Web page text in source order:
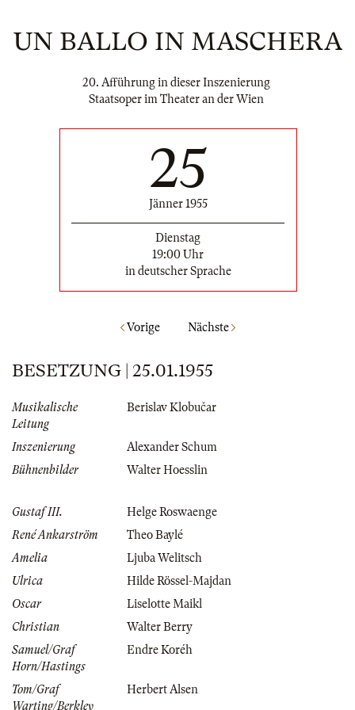
UN BALLO IN MASCHERA
20. Afführung in dieser Inszenierung
Staatsoper im Theater an der Wien
25
Jänner 1955
Dienstag
19:00 Uhr
in deutscher Sprache
Vorige Nächste
BESETZUNG | 25.01.1955
Musikalische
Leitung
Berislav Klobučar
Inszenierung
Alexander Schum
Bühnenbilder
Walter Hoesslin
Gustaf III.
Helge Roswaenge
René Ankarström
Theo Baylé
Amelia
Ljuba Welitsch
Ulrica
Hilde Rössel-Majdan
Oscar
Liselotte Maikl
Christian
Walter Berry
Samuel/Graf
Horn/Hastings
Endre Koréh
Tom/Graf
Warting/Berkley
Herbert Alsen